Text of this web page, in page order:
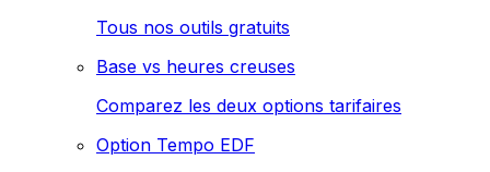
Tous nos outils gratuits
Base vs heures creuses
Comparez les deux options tarifaires
Option Tempo EDF